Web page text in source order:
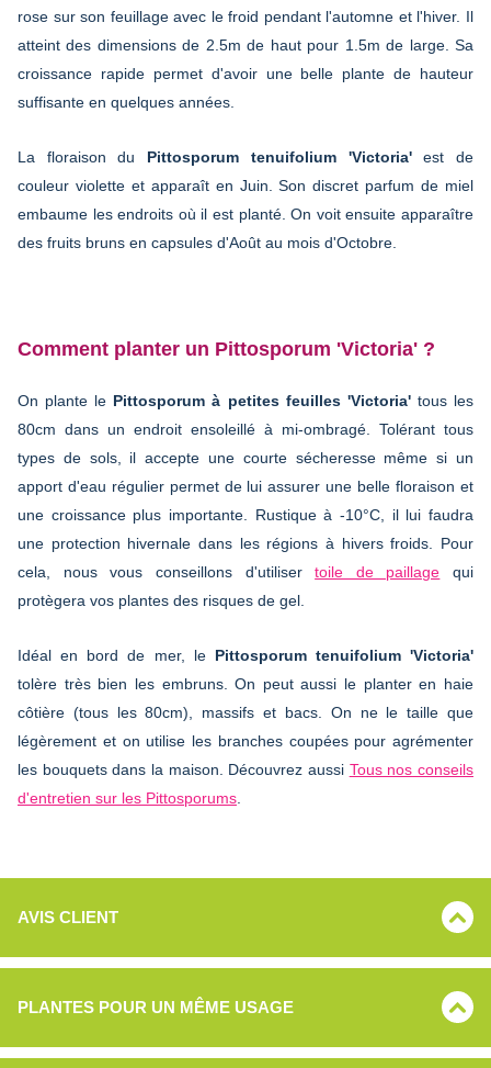
rose sur son feuillage avec le froid pendant l'automne et l'hiver. Il
atteint des dimensions de 2.5m de haut pour 1.5m de large. Sa
croissance rapide permet d'avoir une belle plante de hauteur
suffisante en quelques années.
La floraison du Pittosporum tenuifolium 'Victoria'est de
couleur violette et apparaît en Juin. Son discret parfum de miel
embaume les endroits où il est planté. On voit ensuite apparaître
des fruits bruns en capsules d'Août au mois d'Octobre.
Comment planter un Pittosporum 'Victoria' ?
On plante le Pittosporum à petites feuilles 'Victoria'tous les
80cm dans un endroit ensoleillé à mi-ombragé. Tolérant tous
types de sols, il accepte une courte sécheresse même si un
apport d'eau régulier permet de lui assurer une belle floraison et
une croissance plus importante. Rustique à -10°C, il lui faudra
une protection hivernale dans les régions à hivers froids. Pour
cela, nous vous conseillons d'utilisertoile de paillage qui
protègera vos plantes des risques de gel.
Idéal en bord de mer, le Pittosporum tenuifolium 'Victoria'
tolère très bien les embruns. On peut aussi le planter en haie
côtière (tous les 80cm), massifs et bacs. On ne le taille que
légèrement et on utilise les branches coupées pour agrémenter
les bouquets dans la maison. Découvrez aussi Tous nos conseils
d'entretien sur les Pittosporums
AVIS CLIENT
PLANTES POUR UN MÊME USAGE